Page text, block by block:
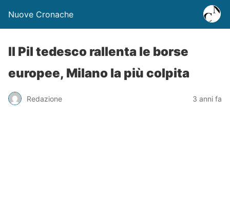
Nuove Cronache
Il Pil tedesco rallenta le borse
europee, Milano la più colpita
Redazione 3 anni fa